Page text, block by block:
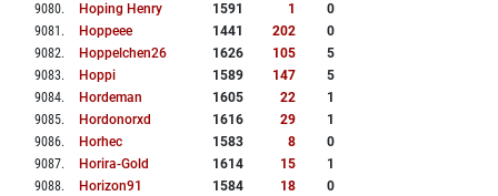
9080. Hoping Henry 1591 1
0
9081 . Hoppeee 1441 202
0
9082. Hoppelchen26 1626 105
5
9083. Hoppi 1589 147
5
9084. Hordeman 1605 22
1
9085. Hordonorxd 1616 29
1
9086. Horhec 1583 8
0
9087. Horira-Gold 1614 15
1
9088. Horizon91 1584 18
0